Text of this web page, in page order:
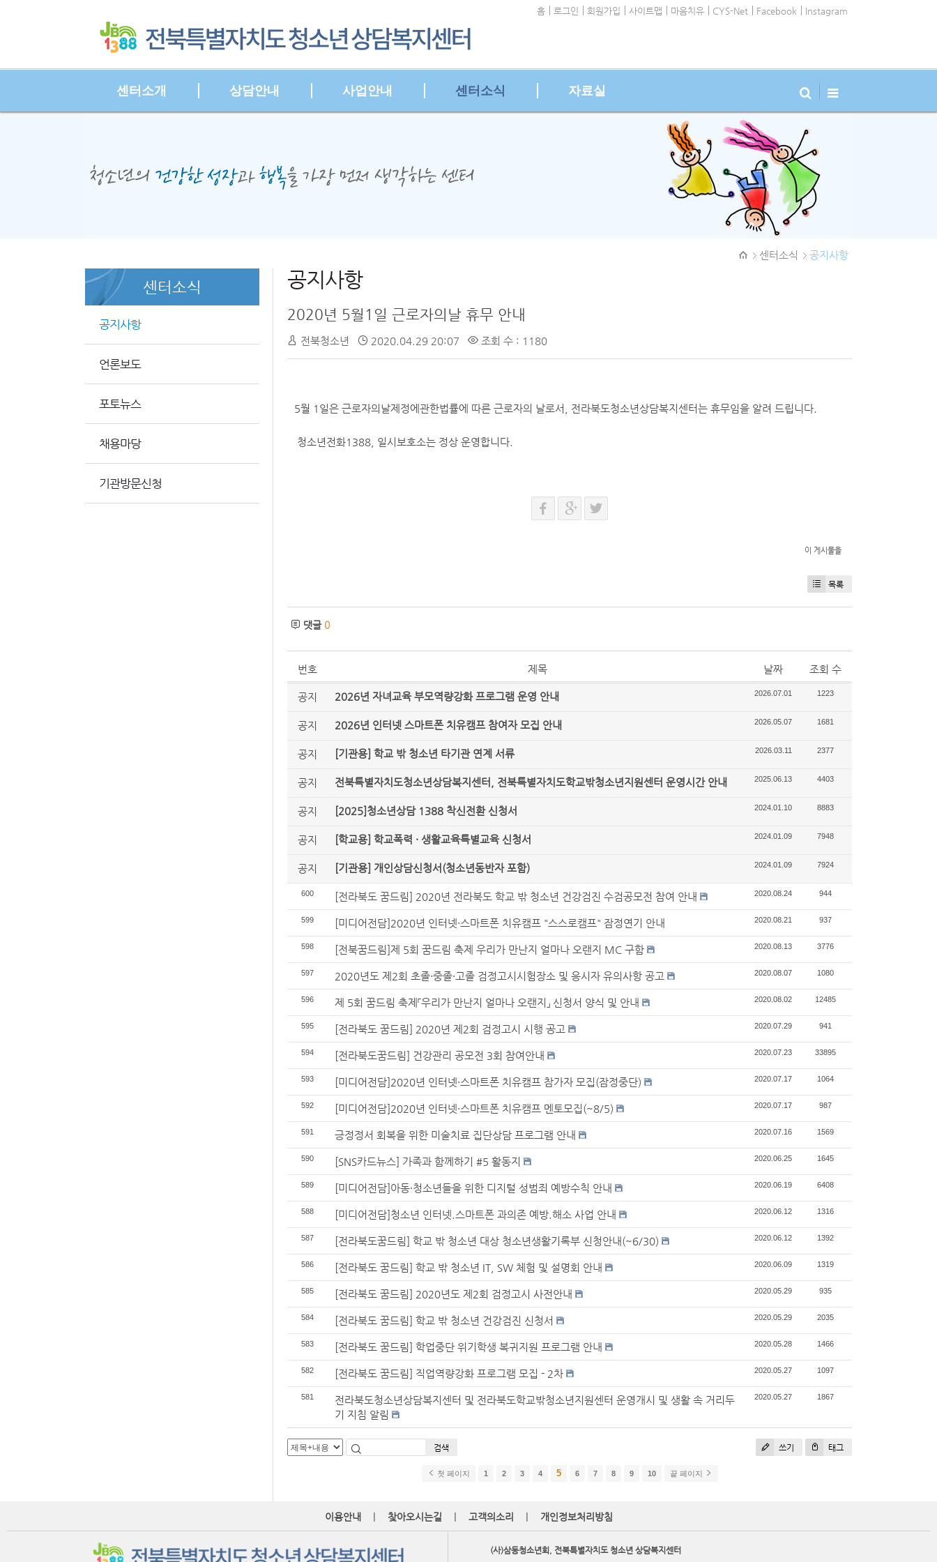
홈 로그인 회원가입 사이트맵 마음치유 CYS-Net Facebook Instagram
센터소개 상담안내 사업안내 센터소식 자료실
센터소식 공지사항
센터소식
공지사항
언론보도
포토뉴스
채용마당
기관방문신청
공지사항
2020년 5월1일 근로자의날 휴무 안내
전북청소년 2020.04.29 20:07 조회 수 : 1180
5월 1일은 근로자의날제정에관한법률에 따른 근로자의 날로서, 전라북도청소년상담복지센터는 휴무임을 알려 드립니다.
청소년전화1388, 일시보호소는 정상 운영합니다.
이 게시물을
목록
댓글 0
번호 제목 날짜 조회 수
공지 2026년 자녀교육 부모역량강화 프로그램 운영 안내 2026.07.01 1223
공지 2026년 인터넷 스마트폰 치유캠프 참여자 모집 안내 2026.05.07 1681
공지 [기관용] 학교 밖 청소년 타기관 연계 서류 2026.03.11 2377
공지 전북특별자치도청소년상담복지센터, 전북특별자치도학교밖청소년지원센터 운영시간 안내 2025.06.13 4403
공지 [2025]청소년상담 1388 착신전환 신청서 2024.01.10 8883
공지 [학교용] 학교폭력 · 생활교육특별교육 신청서 2024.01.09 7948
공지 [기관용] 개인상담신청서(청소년동반자 포함) 2024.01.09 7924
600 [전라북도 꿈드림] 2020년 전라북도 학교 밖 청소년 건강검진 수검공모전 참여 안내 2020.08.24 944
599 [미디어전담]2020년 인터넷·스마트폰 치유캠프 "스스로캠프" 잠정연기 안내 2020.08.21 937
598 [전북꿈드림]제 5회 꿈드림 축제 우리가 만난지 얼마나 오랜지 MC 구함 2020.08.13 3776
597 2020년도 제2회 초졸·중졸·고졸 검정고시시험장소 및 응시자 유의사항 공고 2020.08.07 1080
596 제 5회 꿈드림 축제「우리가 만난지 얼마나 오랜지」 신청서 양식 및 안내 2020.08.02 12485
595 [전라북도 꿈드림] 2020년 제2회 검정고시 시행 공고 2020.07.29 941
594 [전라북도꿈드림] 건강관리 공모전 3회 참여안내 2020.07.23 33895
593 [미디어전담]2020년 인터넷·스마트폰 치유캠프 참가자 모집(잠정중단) 2020.07.17 1064
592 [미디어전담]2020년 인터넷·스마트폰 치유캠프 멘토모집(~8/5) 2020.07.17 987
591 긍정정서 회복을 위한 미술치료 집단상담 프로그램 안내 2020.07.16 1569
590 [SNS카드뉴스] 가족과 함께하기 #5 활동지 2020.06.25 1645
589 [미디어전담]아동·청소년들을 위한 디지털 성범죄 예방수칙 안내 2020.06.19 6408
588 [미디어전담]청소년 인터넷.스마트폰 과의존 예방.해소 사업 안내 2020.06.12 1316
587 [전라북도꿈드림] 학교 밖 청소년 대상 청소년생활기록부 신청안내(~6/30) 2020.06.12 1392
586 [전라북도 꿈드림] 학교 밖 청소년 IT, SW 체험 및 설명회 안내 2020.06.09 1319
585 [전라북도 꿈드림] 2020년도 제2회 검정고시 사전안내 2020.05.29 935
584 [전라북도 꿈드림] 학교 밖 청소년 건강검진 신청서 2020.05.29 2035
583 [전라북도 꿈드림] 학업중단 위기학생 복귀지원 프로그램 안내 2020.05.28 1466
582 [전라북도 꿈드림] 직업역량강화 프로그램 모집 - 2차 2020.05.27 1097
581
전라북도청소년상담복지센터 및 전라북도학교밖청소년지원센터 운영개시 및 생활 속 거리두
기 지침 알림
2020.05.27 1867
쓰기 태그
검색
첫 페이지 1 2 3 4 5 6 7 8 9 10 끝 페이지
이용안내 | 찾아오시는길 | 고객의소리 | 개인정보처리방침
(사)삼동청소년회, 전북특별자치도 청소년 상담복지센터